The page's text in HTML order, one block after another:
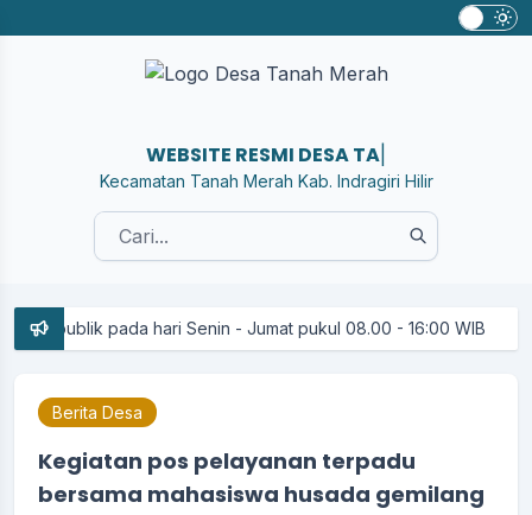
WEBSITE RESMI DESA TANAH M
Kecamatan Tanah Merah Kab. Indragiri Hilir
pada hari Senin - Jumat pukul 08.00 - 16:00 WIB
Berita Desa
Kegiatan pos pelayanan terpadu
bersama mahasiswa husada gemilang